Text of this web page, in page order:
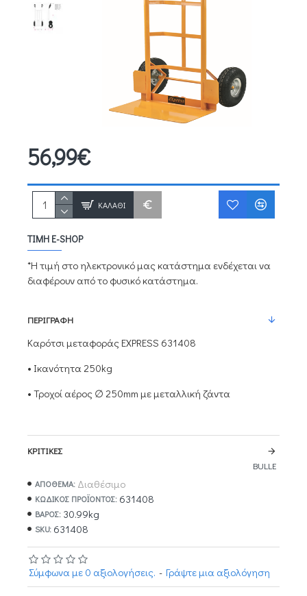
ΤΙΜΉ E-SHOP
*Η τιμή στο ηλεκτρονικό μας κατάστημα ενδέχεται να
διαφέρουν από το φυσικό κατάστημα.
ΠΕΡΙΓΡΑΦΉ
Καρότσι μεταφοράς EXPRESS 631408
• Ικανότητα 250kg
• Τροχοί αέρος ∅ 250mm με μεταλλική ζάντα
ΚΡΙΤΙΚΈΣ
ΑΠΟΘΕΜΑ: Διαθέσιμο
ΚΩΔΙΚΌΣ ΠΡΟΪΌΝΤΟΣ: 631408
ΒΆΡΟΣ: 30.99kg
SKU: 631408
BULLE
Σύμφωνα με 0 αξιολογήσεις. - Γράψτε μια αξιολόγηση
56,99€
ΚΑΛΆΘΙ